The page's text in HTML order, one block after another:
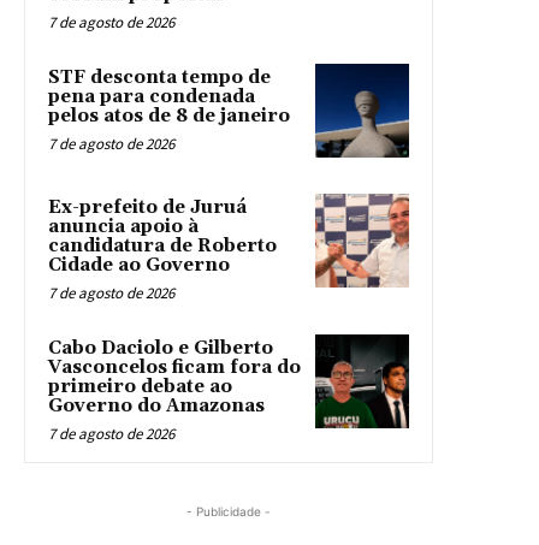
7 de agosto de 2026
STF desconta tempo de
pena para condenada
pelos atos de 8 de janeiro
7 de agosto de 2026
Ex-prefeito de Juruá
anuncia apoio à
candidatura de Roberto
Cidade ao Governo
7 de agosto de 2026
Cabo Daciolo e Gilberto
Vasconcelos ficam fora do
primeiro debate ao
Governo do Amazonas
7 de agosto de 2026
- Publicidade -